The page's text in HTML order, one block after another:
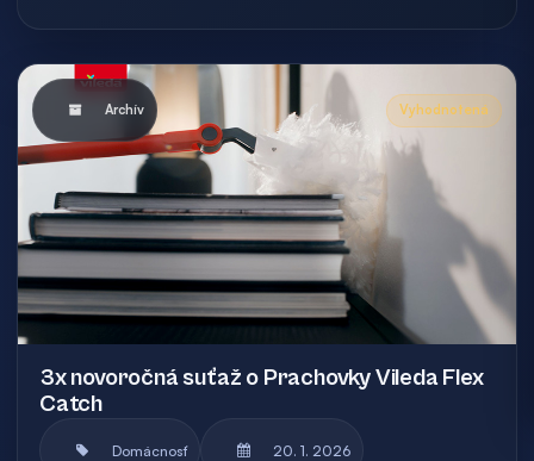
Archív Vyhodnotená
3x novoročná suťaž o Prachovky Vileda Flex
Catch
Domácnosť 20. 1. 2026